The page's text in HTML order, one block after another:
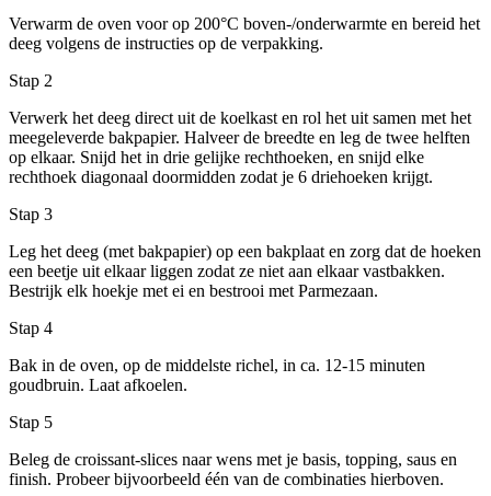
Verwarm de oven voor op 200°C boven-/onderwarmte en bereid het
deeg volgens de instructies op de verpakking.
Stap 2
Verwerk het deeg direct uit de koelkast en rol het uit samen met het
meegeleverde bakpapier. Halveer de breedte en leg de twee helften
op elkaar. Snijd het in drie gelijke rechthoeken, en snijd elke
rechthoek diagonaal doormidden zodat je 6 driehoeken krijgt.
Stap 3
Leg het deeg (met bakpapier) op een bakplaat en zorg dat de hoeken
een beetje uit elkaar liggen zodat ze niet aan elkaar vastbakken.
Bestrijk elk hoekje met ei en bestrooi met Parmezaan.
Stap 4
Bak in de oven, op de middelste richel, in ca. 12-15 minuten
goudbruin. Laat afkoelen.
Stap 5
Beleg de croissant-slices naar wens met je basis, topping, saus en
finish. Probeer bijvoorbeeld één van de combinaties hierboven.